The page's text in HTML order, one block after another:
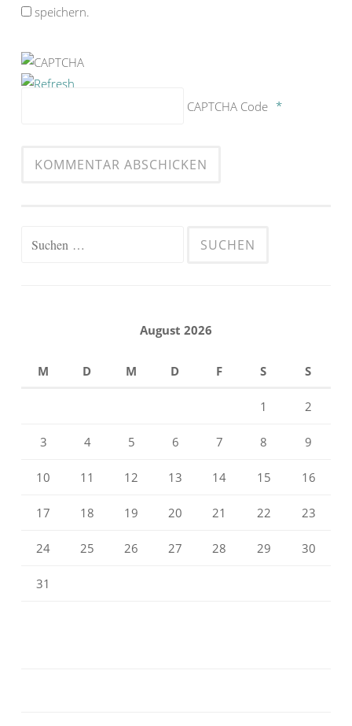
speichern.
CAPTCHA Code *
Suchen
August 2026
M D M D F S S
1 2
3 4 5 6 7 8 9
10 11 12 13 14 15 16
17 18 19 20 21 22 23
24 25 26 27 28 29 30
31